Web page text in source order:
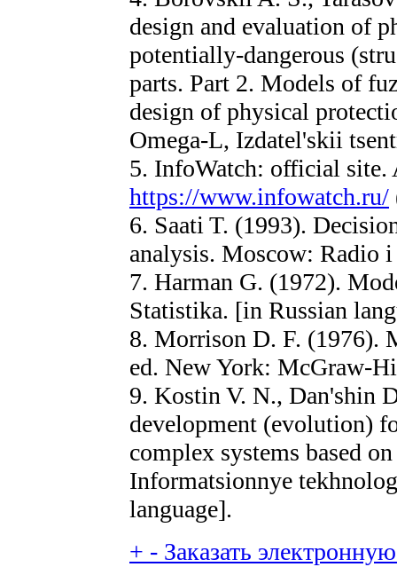
design and evaluation of
potentially-dangerous
parts. Part 2. Models of
design of physical
Omega-L, Izdatel'skii
5. InfoWatch: official site.
https://www.infowatch.ru/
6. Saati T. (1993).
analysis. Moscow: Radio
7. Harman G. (1972).
Statistika. [in Russian
8. Morrison D. F. (1976).
ed. New York: McGraw-
9. Kostin V. N., Dan'shin
development (evolution)
complex systems based
Informatsionnye
language].
+ - Заказать